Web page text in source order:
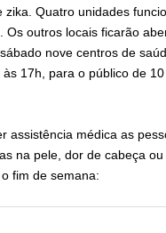
Quatro unidades
outros locais ficarão
nove centros de
17h, para o público de
assistência médica as
na pele, dor de cabeça
fim de semana: